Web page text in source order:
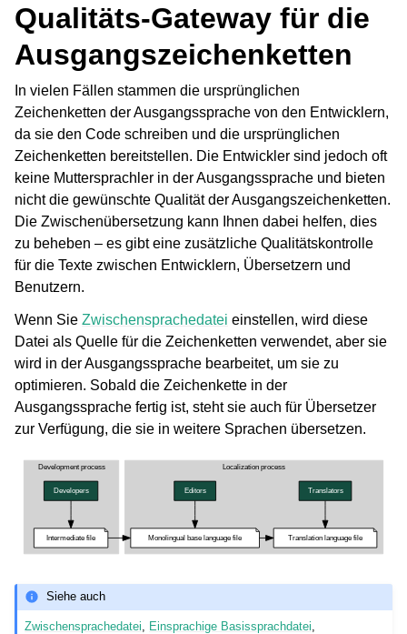
Qualitäts-Gateway für die
Ausgangszeichenketten
In vielen Fällen stammen die ursprünglichen
Zeichenketten der Ausgangssprache von den Entwicklern,
da sie den Code schreiben und die ursprünglichen
Zeichenketten bereitstellen. Die Entwickler sind jedoch oft
keine Muttersprachler in der Ausgangssprache und bieten
nicht die gewünschte Qualität der Ausgangszeichenketten.
Die Zwischenübersetzung kann Ihnen dabei helfen, dies
zu beheben – es gibt eine zusätzliche Qualitätskontrolle
für die Texte zwischen Entwicklern, Übersetzern und
Benutzern.
Wenn Sie Zwischensprachedatei einstellen, wird diese
Datei als Quelle für die Zeichenketten verwendet, aber sie
wird in der Ausgangssprache bearbeitet, um sie zu
optimieren. Sobald die Zeichenkette in der
Ausgangssprache fertig ist, steht sie auch für Übersetzer
zur Verfügung, die sie in weitere Sprachen übersetzen.
Siehe auch
Zwischensprachedatei Einsprachige Basissprachdatei